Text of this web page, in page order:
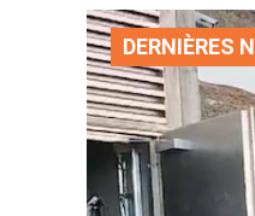
DERNIÈRES